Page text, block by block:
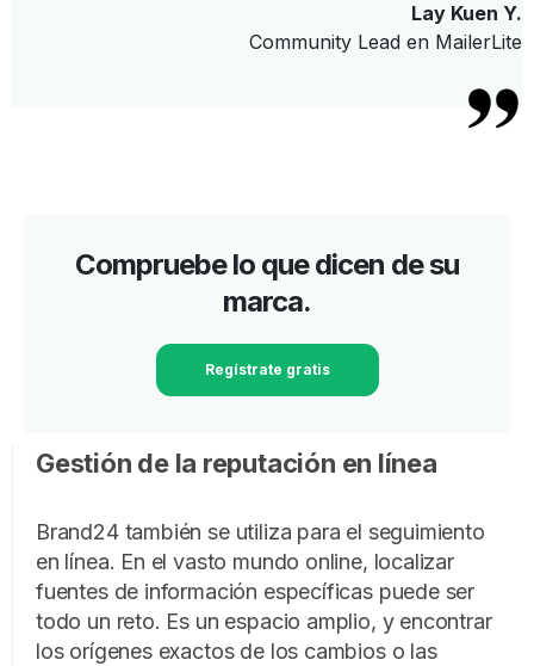
Lay Kuen Y.
Community Lead en MailerLite
Compruebe lo que dicen de su
marca.
Regístrate gratis
Gestión de la reputación en línea
Brand24 también se utiliza para el seguimiento
en línea. En el vasto mundo online, localizar
fuentes de información específicas puede ser
todo un reto. Es un espacio amplio, y encontrar
los orígenes exactos de los cambios o las